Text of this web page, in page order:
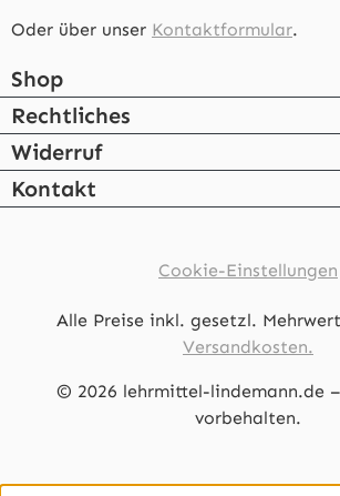
Oder über unser Kontaktformular.
Shop
Rechtliches
Widerruf
Kontakt
Cookie-Einstellungen
Alle Preise inkl. gesetzl.
Versandkosten.
© 2026 lehrmittel-lindemann.de
vorbehalten.